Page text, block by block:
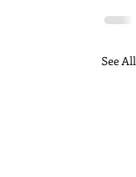
See All